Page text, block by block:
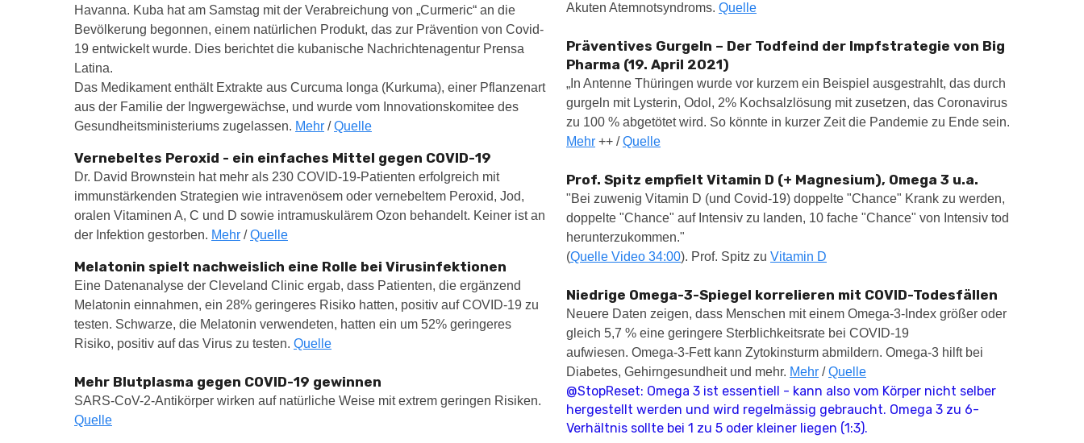
Havanna. Kuba hat am Samstag mit der Verabreichung von „Curmeric“ an die
Bevölkerung begonnen, einem natürlichen Produkt, das zur Prävention von Covid-
19 entwickelt wurde. Dies berichtet die kubanische Nachrichtenagentur Prensa
Latina.
Das Medikament enthält Extrakte aus Curcuma longa (Kurkuma), einer Pflanzenart
aus der Familie der Ingwergewächse, und wurde vom Innovationskomitee des
Gesundheitsministeriums zugelassen. Mehr /Quelle
Vernebeltes Peroxid - ein einfaches Mittel gegen COVID-19
Dr. David Brownstein hat mehr als 230 COVID-19-Patienten erfolgreich mit
immunstärkenden Strategien wie intravenösem oder vernebeltem Peroxid, Jod,
oralen Vitaminen A, C und D sowie intramuskulärem Ozon behandelt. Keiner ist an
der Infektion gestorben. Mehr /Quelle
Melatonin spielt nachweislich eine Rolle bei Virusinfektionen
Eine Datenanalyse der Cleveland Clinic ergab, dass Patienten, die ergänzend
Melatonin einnahmen, ein 28% geringeres Risiko hatten, positiv auf COVID-19 zu
testen. Schwarze, die Melatonin verwendeten, hatten ein um 52% geringeres
Risiko, positiv auf das Virus zu testen. Quelle
Mehr Blutplasma gegen COVID-19 gewinnen
SARS-CoV-2-Antikörper wirken auf natürliche Weise mit extrem geringen Risiken.
Quelle
Akuten Atemnotsyndroms. Quelle
Präventives Gurgeln – Der Todfeind der Impfstrategie von Big
Pharma (19. April 2021)
„In Antenne Thüringen wurde vor kurzem ein Beispiel ausgestrahlt, das durch
gurgeln mit Lysterin, Odol, 2% Kochsalzlösung mit zusetzen, das Coronavirus
zu 100 % abgetötet wird. So könnte in kurzer Zeit die Pandemie zu Ende sein.
Mehr ++ /Quelle
Prof. Spitz empfielt Vitamin D (+ Magnesium), Omega 3 u.a.
"Bei zuwenig Vitamin D (und Covid-19) doppelte "Chance" Krank zu werden,
doppelte "Chance" auf Intensiv zu landen, 10 fache "Chance" von Intensiv tod
herunterzukommen."
(Quelle Video 34:00). Prof. Spitz zu Vitamin D
Niedrige Omega-3-Spiegel korrelieren mit COVID-Todesfällen
Neuere Daten zeigen, dass Menschen mit einem Omega-3-Index größer oder
gleich 5,7 % eine geringere Sterblichkeitsrate bei COVID-19
aufwiesen. Omega-3-Fett kann Zytokinsturm abmildern. Omega-3 hilft bei
Diabetes, Gehirngesundheit und mehr. Mehr /Quelle
@StopReset: Omega 3 ist essentiell - kann also vom Körper nicht selber
hergestellt werden und wird regelmässig gebraucht. Omega 3 zu 6-
Verhältnis sollte bei 1 zu 5 oder kleiner liegen (1:3).